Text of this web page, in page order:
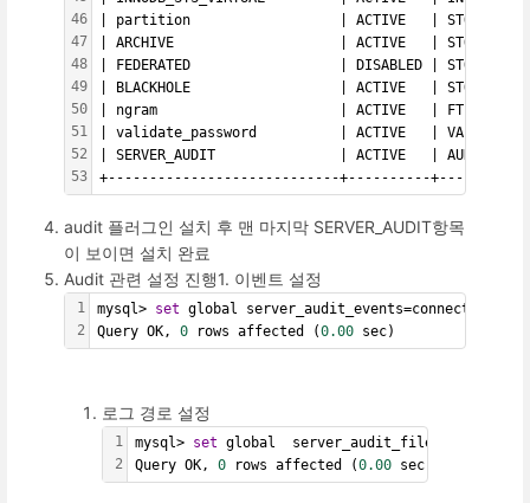
46
47
48
49
50
51
52
53
| partition                  | ACTIVE   | STORAGE
| ARCHIVE                    | ACTIVE   | STORAGE
| FEDERATED                  | DISABLED | STORAGE
| BLACKHOLE                  | ACTIVE   | STORAGE
| ngram                      | ACTIVE   |
| validate_password          | ACTIVE   | VALIDATE
| SERVER_AUDIT               | ACTIVE   | AUDIT
+----------------------------+----------
audit 플러그인 설치 후 맨 마지막 SERVER_AUDIT항목
이 보이면 설치 완료
Audit 관련 설정 진행1. 이벤트 설정
1
2
mysql> set global server_audit_events=connect;
Query OK, 0 rows affected (0.00 sec)
로그 경로 설정
1
2
mysql> set global  server_audit_file_path=
Query OK, 0 rows affected (0.00 sec)